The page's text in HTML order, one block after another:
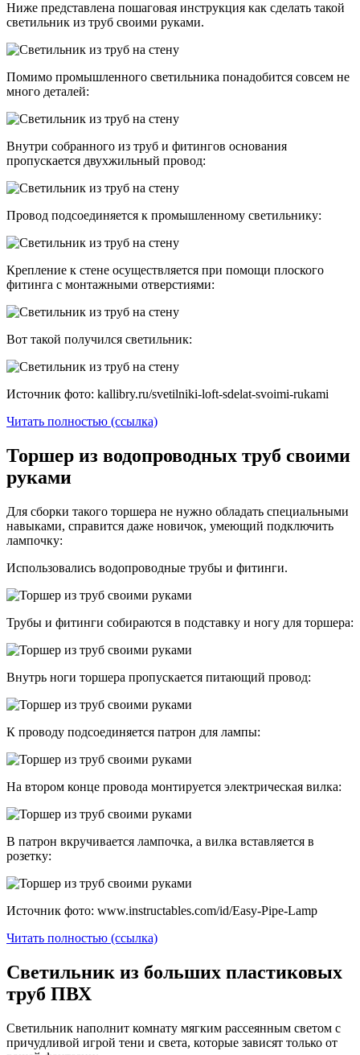
Ниже представлена пошаговая инструкция как сделать такой
светильник из труб своими руками.
Помимо промышленного светильника понадобится совсем не
много деталей:
Внутри собранного из труб и фитингов основания
пропускается двухжильный провод:
Провод подсоединяется к промышленному светильнику:
Крепление к стене осуществляется при помощи плоского
фитинга с монтажными отверстиями:
Вот такой получился светильник:
Источник фото: kallibry.ru/svetilniki-loft-sdelat-svoimi-rukami
Читать полностью (ссылка)
Торшер из водопроводных труб своими
руками
Для сборки такого торшера не нужно обладать специальными
навыками, справится даже новичок, умеющий подключить
лампочку:
Использовались водопроводные трубы и фитинги.
Трубы и фитинги собираются в подставку и ногу для торшера:
Внутрь ноги торшера пропускается питающий провод:
К проводу подсоединяется патрон для лампы:
На втором конце провода монтируется электрическая вилка:
В патрон вкручивается лампочка, а вилка вставляется в
розетку:
Источник фото: www.instructables.com/id/Easy-Pipe-Lamp
Читать полностью (ссылка)
Светильник из больших пластиковых
труб ПВХ
Светильник наполнит комнату мягким рассеянным светом с
причудливой игрой тени и света, которые зависят только от